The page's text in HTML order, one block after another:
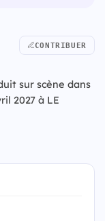
CONTRIBUER
sur scène dans
2027 à LE